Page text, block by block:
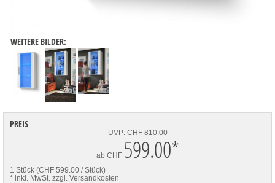
WEITERE BILDER:
PREIS
UVP:CHF 810.00
ab CHF 599.00*
1 Stück (CHF 599.00 / Stück)
* inkl. MwSt. zzgl. Versandkosten